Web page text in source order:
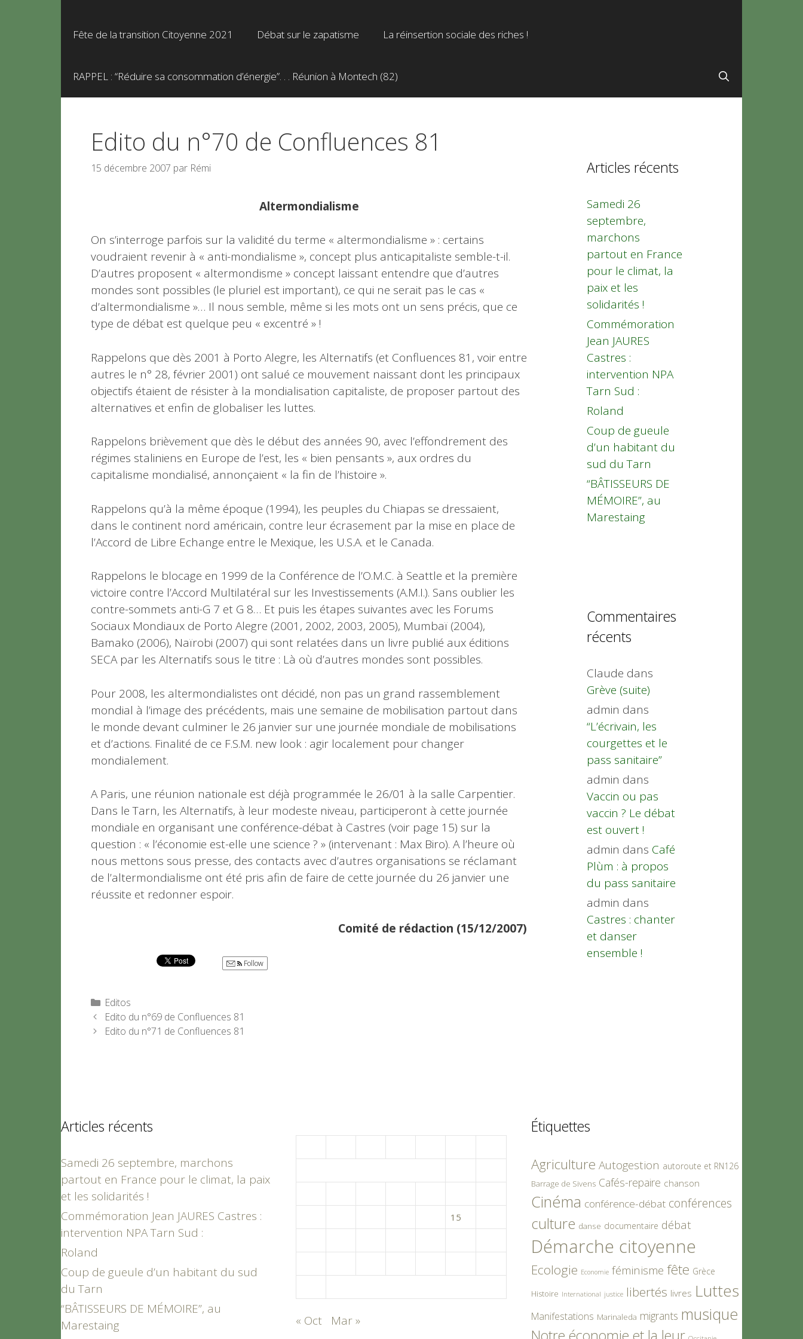
Fête de la transition Citoyenne 2021 Débat sur le zapatisme La réinsertion sociale des riches !
RAPPEL : “Réduire sa consommation d’énergie”. . . Réunion à Montech (82)
Edito du n°70 de Confluences 81
15 décembre 2007 par Rémi
Altermondialisme
On s’interroge parfois sur la validité du terme « altermondialisme » : certains
voudraient revenir à « anti-mondialisme », concept plus anticapitaliste semble-t-il.
D’autres proposent « altermondisme » concept laissant entendre que d’autres
mondes sont possibles (le pluriel est important), ce qui ne serait pas le cas «
d’altermondialisme »… Il nous semble, même si les mots ont un sens précis, que ce
type de débat est quelque peu « excentré » !
Rappelons que dès 2001 à Porto Alegre, les Alternatifs (et Confluences 81, voir entre
autres le n° 28, février 2001) ont salué ce mouvement naissant dont les principaux
objectifs étaient de résister à la mondialisation capitaliste, de proposer partout des
alternatives et enfin de globaliser les luttes.
Rappelons brièvement que dès le début des années 90, avec l’effondrement des
régimes staliniens en Europe de l’est, les « bien pensants », aux ordres du
capitalisme mondialisé, annonçaient « la fin de l’histoire ».
Rappelons qu’à la même époque (1994), les peuples du Chiapas se dressaient,
dans le continent nord américain, contre leur écrasement par la mise en place de
l’Accord de Libre Echange entre le Mexique, les U.S.A. et le Canada.
Rappelons le blocage en 1999 de la Conférence de l’O.M.C. à Seattle et la première
victoire contre l’Accord Multilatéral sur les Investissements (A.M.I.). Sans oublier les
contre-sommets anti-G 7 et G 8… Et puis les étapes suivantes avec les Forums
Sociaux Mondiaux de Porto Alegre (2001, 2002, 2003, 2005), Mumbaï (2004),
Bamako (2006), Naïrobi (2007) qui sont relatées dans un livre publié aux éditions
SECA par les Alternatifs sous le titre : Là où d’autres mondes sont possibles.
Pour 2008, les altermondialistes ont décidé, non pas un grand rassemblement
mondial à l’image des précédents, mais une semaine de mobilisation partout dans
le monde devant culminer le 26 janvier sur une journée mondiale de mobilisations
et d’actions. Finalité de ce F.S.M. new look : agir localement pour changer
mondialement.
A Paris, une réunion nationale est déjà programmée le 26/01 à la salle Carpentier.
Dans le Tarn, les Alternatifs, à leur modeste niveau, participeront à cette journée
mondiale en organisant une conférence-débat à Castres (voir page 15) sur la
question : « l’économie est-elle une science ? » (intervenant : Max Biro). A l’heure où
nous mettons sous presse, des contacts avec d’autres organisations se réclamant
de l’altermondialisme ont été pris afin de faire de cette journée du 26 janvier une
réussite et redonner espoir.
Comité de rédaction (15/12/2007)
Follow
Catégories
Editos
Edito du n°69 de Confluences 81
Edito du n°71 de Confluences 81
Articles récents
Samedi 26
septembre,
marchons
partout en France
pour le climat, la
paix et les
solidarités !
Commémoration
Jean JAURES
Castres :
intervention NPA
Tarn Sud :
Roland
Coup de gueule
d’un habitant du
sud du Tarn
“BÂTISSEURS DE
MÉMOIRE”, au
Marestaing
Commentaires
récents
Claude dans
Grève (suite)
admin dans
“L’écrivain, les
courgettes et le
pass sanitaire”
admin dans
Vaccin ou pas
vaccin ? Le débat
est ouvert !
admin dans Café
Plùm : à propos
du pass sanitaire
admin dans
Castres : chanter
et danser
ensemble !
Articles récents
Samedi 26 septembre, marchons
partout en France pour le climat, la paix
et les solidarités !
Commémoration Jean JAURES Castres :
intervention NPA Tarn Sud :
Roland
Coup de gueule d’un habitant du sud
du Tarn
“BÂTISSEURS DE MÉMOIRE”, au
Marestaing
15
« Oct Mar »
Étiquettes
Agriculture Autogestion autoroute et RN126
Barrage de Sivens Cafés-repaire chanson
Cinéma conférence-débat conférences
culture danse documentaire débat
Démarche citoyenne
Ecologie Economie féminisme fête Grèce
Histoire International justice libertés livres Luttes
Manifestations Marinaleda migrants musique